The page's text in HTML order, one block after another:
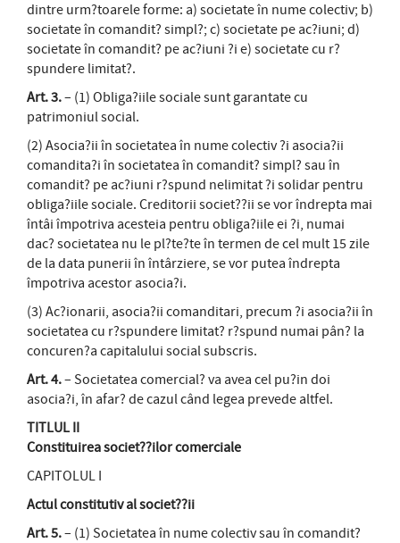
dintre urm?toarele forme: a) societate în nume colectiv; b)
societate în comandit? simpl?; c) societate pe ac?iuni; d)
societate în comandit? pe ac?iuni ?i e) societate cu r?
spundere limitat?.
Art. 3.– (1) Obliga?iile sociale sunt garantate cu
patrimoniul social.
(2) Asocia?ii în societatea în nume colectiv ?i asocia?ii
comandita?i în societatea în comandit? simpl? sau în
comandit? pe ac?iuni r?spund nelimitat ?i solidar pentru
obliga?iile sociale. Creditorii societ??ii se vor îndrepta mai
întâi împotriva acesteia pentru obliga?iile ei ?i, numai
dac? societatea nu le pl?te?te în termen de cel mult 15 zile
de la data punerii în întârziere, se vor putea îndrepta
împotriva acestor asocia?i.
(3) Ac?ionarii, asocia?ii comanditari, precum ?i asocia?ii în
societatea cu r?spundere limitat? r?spund numai pân? la
concuren?a capitalului social subscris.
Art. 4.– Societatea comercial? va avea cel pu?in doi
asocia?i, în afar? de cazul când legea prevede altfel.
TITLUL II
Constituirea societ??ilor comerciale
CAPITOLUL I
Actul constitutiv al societ??ii
Art. 5.– (1) Societatea în nume colectiv sau în comandit?